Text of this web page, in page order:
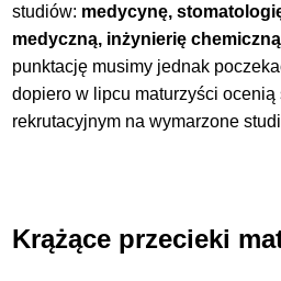
studiów: medycynę,
medyczną, inżynierię
punktację musimy jednak
dopiero w lipcu maturzyści
rekrutacyjnym na wymarzone
Krążące przecieki